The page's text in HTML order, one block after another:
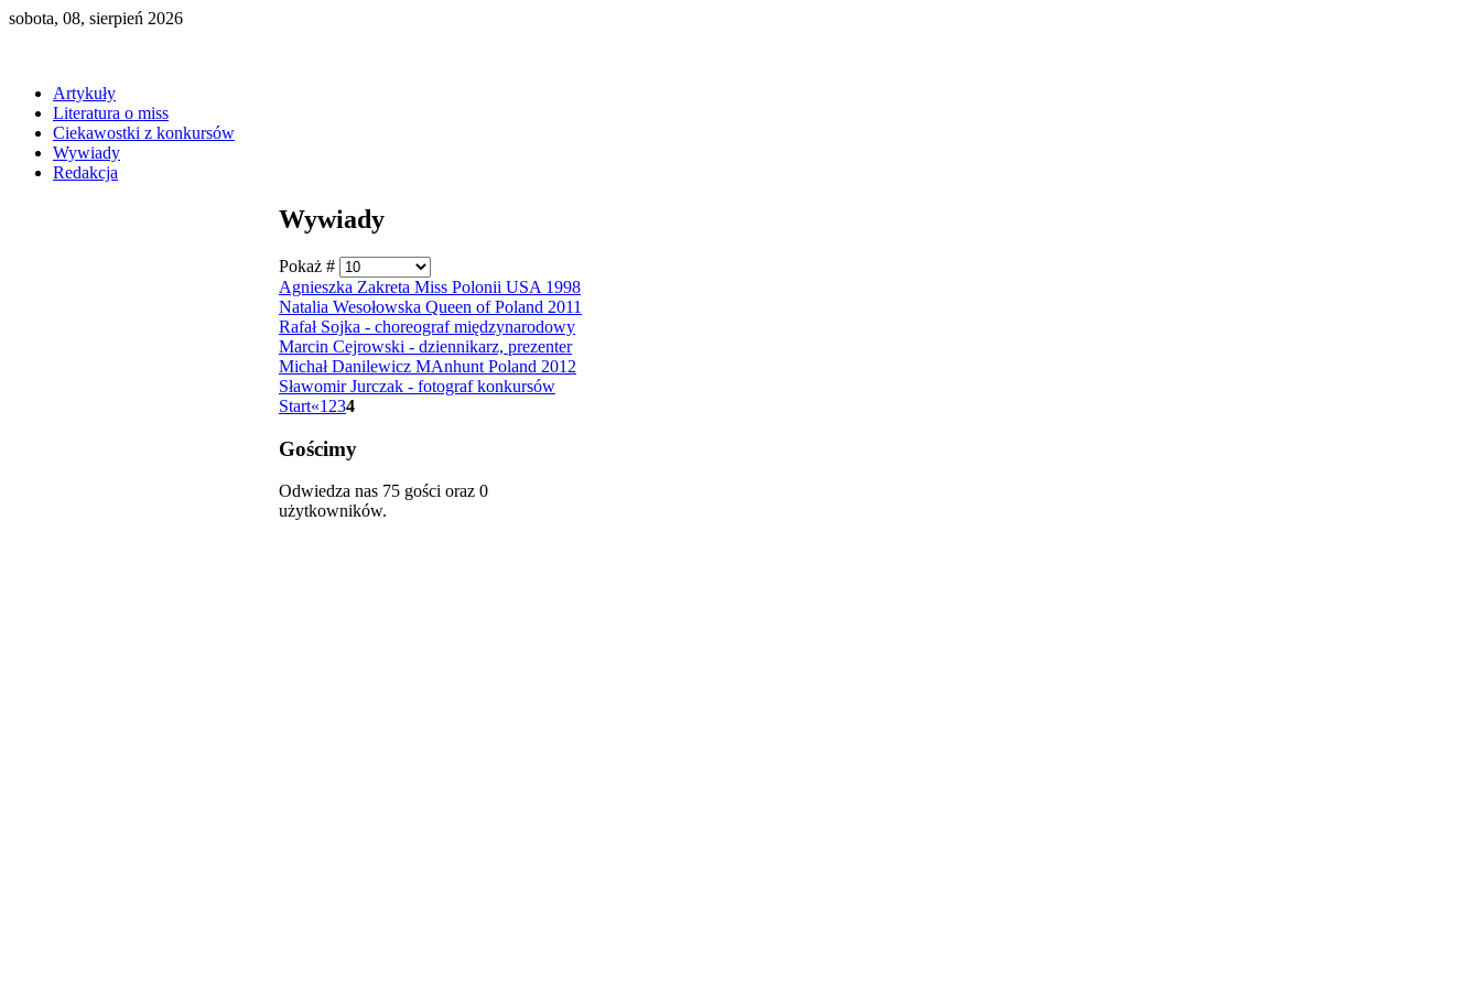
sobota, 08, sierpień 2026
Artykuły
Literatura o miss
Ciekawostki z konkursów
Wywiady
Redakcja
Wywiady
Pokaż #
Agnieszka Zakreta Miss Polonii USA 1998
Natalia Wesołowska Queen of Poland 2011
Rafał Sojka - choreograf międzynarodowy
Marcin Cejrowski - dziennikarz, prezenter
Michał Danilewicz MAnhunt Poland 2012
Sławomir Jurczak - fotograf konkursów
Start«1 234
Gościmy
Odwiedza nas 75 gości oraz 0
użytkowników.